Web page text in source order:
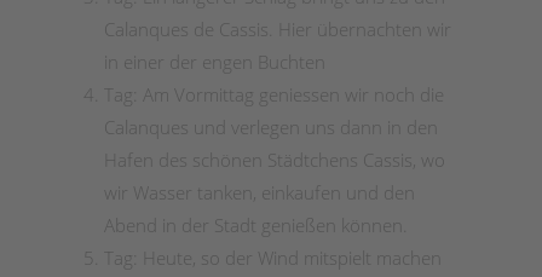
Calanques de Cassis. Hier übernachten wir
in einer der engen Buchten
Tag: Am Vormittag geniessen wir noch die
Calanques und verlegen uns dann in den
Hafen des schönen Städtchens Cassis, wo
wir Wasser tanken, einkaufen und den
Abend in der Stadt genießen können.
Tag: Heute, so der Wind mitspielt machen